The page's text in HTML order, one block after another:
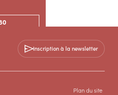
Inscription à la newsletter
Plan du site